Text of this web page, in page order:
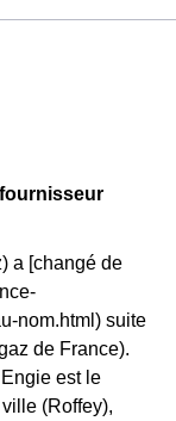
a [changé de
nom.html) suite
de France).
est le
(Roffey),